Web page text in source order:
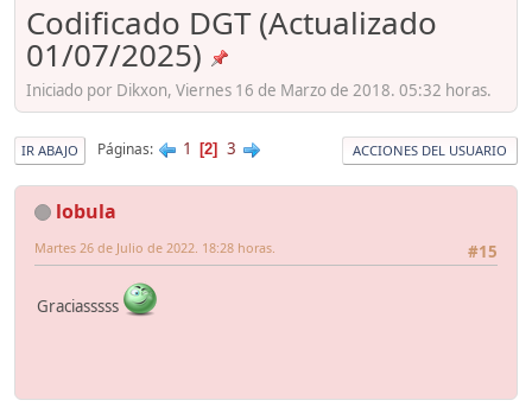
Codificado DGT (Actualizado
01/07/2025)
Iniciado por Dikxon, Viernes 16 de Marzo de 2018. 05:32 horas.
IR ABAJO Páginas 1 2 3 ACCIONES DEL USUARIO
lobula
#15
Martes 26 de Julio de 2022. 18:28 horas.
Graciasssss